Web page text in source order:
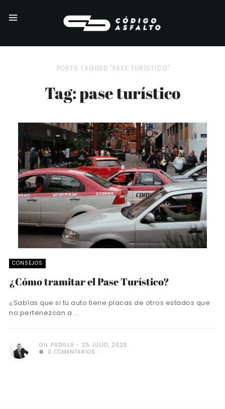
POSTS TAGGED "PASE TURÍSTICO"
Tag: pase turístico
CONSEJOS
¿Cómo tramitar el Pase Turístico?
¿Sabías que si tu auto tiene placas de otros estados que
no pertenezcan a ...
GIL PADILLA
25 JULIO, 2025
0 COMENTARIOS